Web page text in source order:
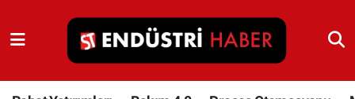
Robot Yatırımları